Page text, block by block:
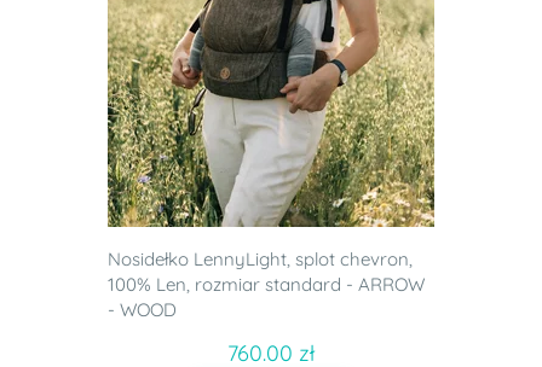
Nosidełko LennyLight, splot chevron,
100% Len, rozmiar standard - ARROW
- WOOD
760.00 zł